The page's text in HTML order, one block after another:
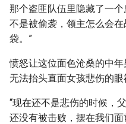
那个盗匪队伍里隐藏了一
不是被偷袭，领主怎么会
袋。”
愤怒让这位面色沧桑的中
无法抬头直面女孩悲伤的眼
“现在还不是悲伤的时候，
还没有被击败，摆在我们